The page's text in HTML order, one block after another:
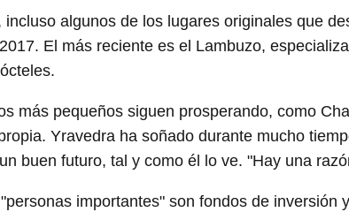
algunos de los lugares originales que
El más reciente es el Lambuzo,
más pequeños siguen prosperando, como
Yravedra ha soñado durante mucho
buen futuro, tal y como él lo ve. "Hay una
importantes" son fondos de